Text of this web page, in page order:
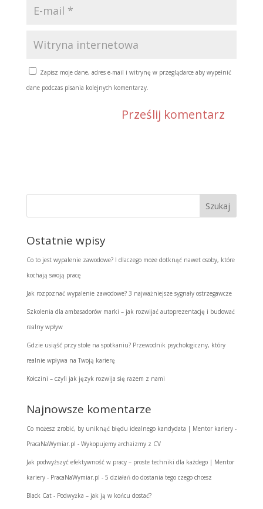
Zapisz moje dane, adres e-mail i witrynę w przeglądarce aby wypełnić
dane podczas pisania kolejnych komentarzy.
Ostatnie wpisy
Co to jest wypalenie zawodowe? I dlaczego może dotknąć nawet osoby, które
kochają swoją pracę
Jak rozpoznać wypalenie zawodowe? 3 najważniejsze sygnały ostrzegawcze
Szkolenia dla ambasadorów marki – jak rozwijać autoprezentację i budować
realny wpływ
Gdzie usiąść przy stole na spotkaniu? Przewodnik psychologiczny, który
realnie wpływa na Twoją karierę
Kołczini – czyli jak język rozwija się razem z nami
Najnowsze komentarze
Co możesz zrobić, by uniknąć błędu idealnego kandydata | Mentor kariery -
PracaNaWymiar.pl - Wykopujemy archaizmy z CV
Jak podwyższyć efektywność w pracy – proste techniki dla każdego | Mentor
kariery - PracaNaWymiar.pl - 5 działań do dostania tego czego chcesz
Black Cat- Podwyżka – jak ją w końcu dostać?